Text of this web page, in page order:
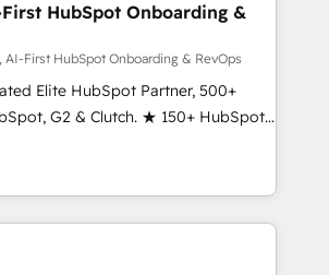
First HubSpot Onboarding &
AI-First HubSpot Onboarding & RevOps
Elite HubSpot Partner, 500+
G2 & Clutch. ★ 150+ HubSpot
& Trainers across the team ★
across five continents ★ AI-
Onboarding obsessed ★
25 INSIDEA helps